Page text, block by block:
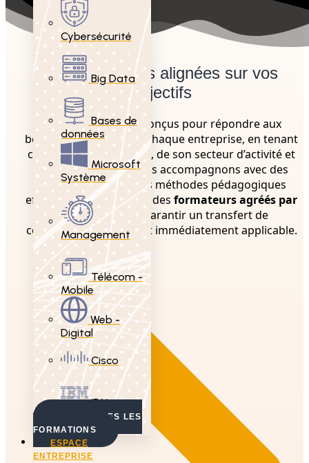
Cybersécurité
Big Data
Bases de
données
Microsoft
Système
Management
Télécom -
Mobile
Web -
Digital
Cisco
IBM
VOIR TOUTES LES
FORMATIONS
ESPACE
ENTREPRISE
Des formations alignées sur vos
objectifs
Nos parcours sont conçus pour répondre aux
besoins spécifiques de chaque entreprise, en tenant
compte de ses objectifs, de son secteur d’activité et
de ses défis. Nous vous accompagnons avec des
contenus ciblés et des méthodes pédagogiques
efficaces, dispensés par des formateurs agréés par
le CNFCPP
, pour garantir un transfert de
compétences concret et immédiatement applicable.
Accueil